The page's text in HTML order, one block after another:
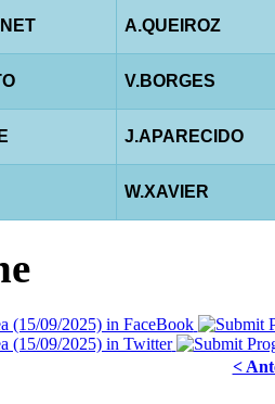
A.QUEIROZ
V.BORGES
J.APARECIDO
W.XAVIER
<